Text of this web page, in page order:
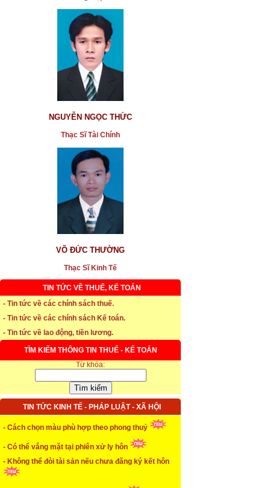
NGUYỄN NGỌC THỨC
Thạc Sĩ Tài Chính
VÕ ĐỨC THƯỜNG
Thạc Sĩ Kinh Tế
TIN TỨC VỀ THUẾ, KẾ TOÁN
- Tin tức về các chính sách thuế.
- Tin tức về các chính sách Kế toán.
- Tin tức về lao động, tiền lương.
TÌM KIẾM THÔNG TIN THUẾ - KẾ TOÁN
Từ khóa:
TIN TỨC KINH TẾ - PHÁP LUẬT - XÃ HỘI
- Cách chọn màu phù hợp theo phong thuỷ
- Có thể vắng mặt tại phiên xử ly hôn
- Không thể đòi tài sản nếu chưa đăng ký kết hôn
* Thời hiệu xử phạt trong xây dựng
* NHẬN SINH VIÊN THỰC TẬP
...xem chi tiết
...xem chi tiết